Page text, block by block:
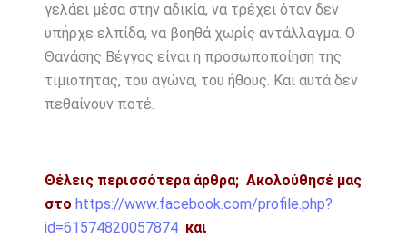
γελάει μέσα στην αδικία, να τρέχει όταν δεν
υπήρχε ελπίδα, να βοηθά χωρίς αντάλλαγμα. Ο
Θανάσης Βέγγος είναι η προσωποποίηση της
τιμιότητας, του αγώνα, του ήθους. Και αυτά δεν
πεθαίνουν ποτέ.
Θέλεις περισσότερα άρθρα; Ακολούθησέ μας
στο https://www.facebook.com/profile.php?
id=61574820057874 και